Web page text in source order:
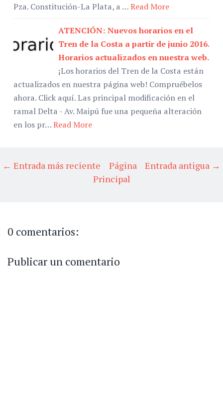
Pza. Constitución-La Plata, a …Read More
ATENCIÓN: Nuevos horarios en el
Tren de la Costa a partir de junio 2016.
Horarios actualizados en nuestra web.
¡Los horarios del Tren de la Costa están
actualizados en nuestra página web! Compruébelos
ahora. Click aquí. Las principal modificación en el
ramal Delta - Av. Maipú fue una pequeña alteración
en los pr…Read More
← Entrada más reciente Entrada antigua →
Página
Principal
0 comentarios:
Publicar un comentario